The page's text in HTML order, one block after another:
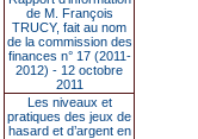
de M. François
TRUCY, fait au nom
de la commission des
finances n° 17 (2011-
2012) - 12 octobre
2011
Les niveaux et
pratiques des jeux de
hasard et d’argent en